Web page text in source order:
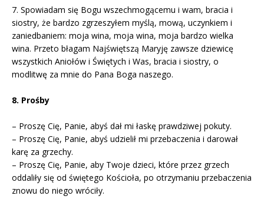
7. Spowiadam się Bogu wszechmogącemu i wam, bracia i
siostry, że bardzo zgrzeszyłem myślą, mową, uczynkiem i
zaniedbaniem: moja wina, moja wina, moja bardzo wielka
wina. Przeto błagam Najświętszą Maryję zawsze dziewicę
wszystkich Aniołów i Świętych i Was, bracia i siostry, o
modlitwę za mnie do Pana Boga naszego.
8. Prośby
– Proszę Cię, Panie, abyś dał mi łaskę prawdziwej pokuty.
– Proszę Cię, Panie, abyś udzielił mi przebaczenia i darował
karę za grzechy.
– Proszę Cię, Panie, aby Twoje dzieci, które przez grzech
oddaliły się od świętego Kościoła, po otrzymaniu przebaczenia
znowu do niego wróciły.